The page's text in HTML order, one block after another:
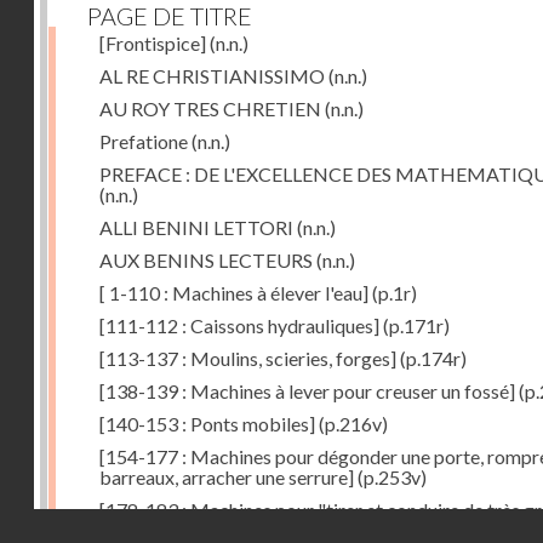
PAGE DE TITRE
[Frontispice](n.n.)
AL RE CHRISTIANISSIMO (n.n.)
AU ROY TRES CHRETIEN (n.n.)
Prefatione(n.n.)
PREFACE : DE L'EXCELLENCE DES
(n.n.)
ALLI BENINI LETTORI (n.n.)
AUX BENINS LECTEURS (n.n.)
[ 1-110 : Machines à élever l'eau](p.1r)
[111-112 : Caissons hydrauliques](p.171r)
[113-137 : Moulins, scieries, forges](p.174r)
[138-139 : Machines à lever pour creuser un fossé]
[140-153 : Ponts mobiles](p.216v)
[154-177 : Machines pour dégonder une porte,
barreaux, arracher une serrure](p.253v)
[178-183 : Machines pour "tirer et conduire de très